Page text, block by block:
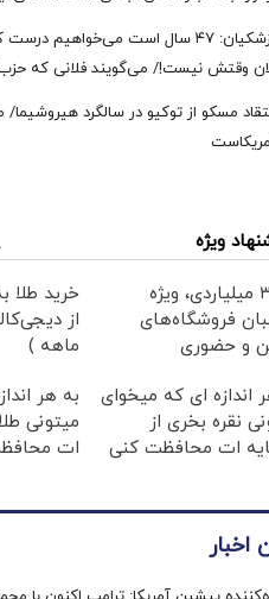
پزشکیان: ۴۷ سال است می‌خواهیم
وقتش نیست!/ می‌گویند فلانی که
مسکو از توکیو در سالگرد هیروشیما/
ویژه
وام ۳ میلیاردی، ویژه
فروشگاه‌های
و حضوری
خرید
ماهه )
اندازه ای که میخوای
نقره بخری از
ات محافظت کنی
به هر
میتونی
ات
اخبار